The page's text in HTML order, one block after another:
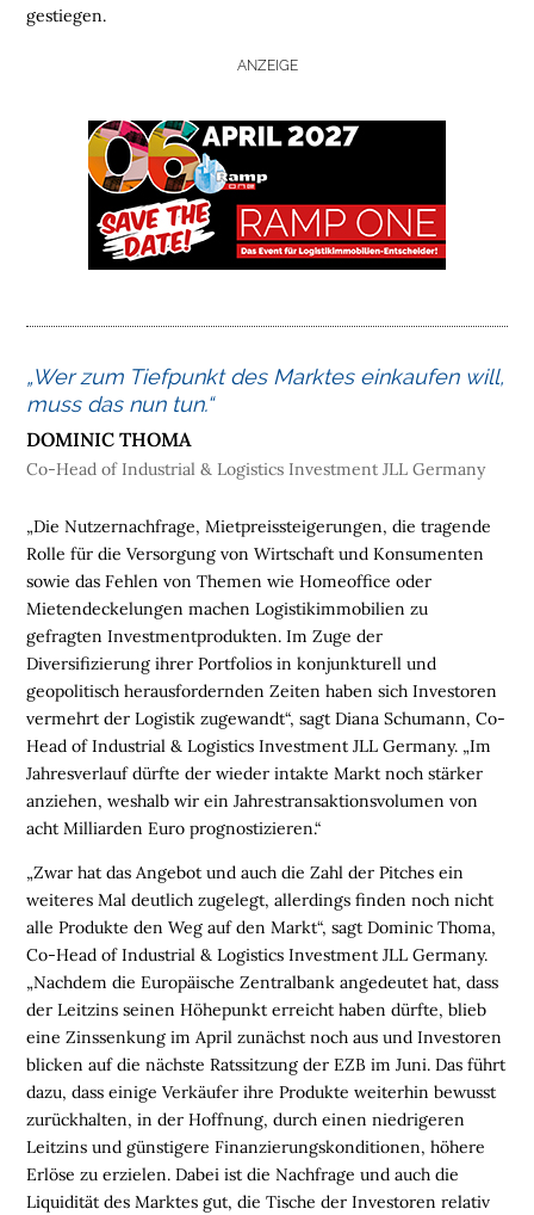
M
E
L
O
G
S
I
K
I
M
B
I
L
I
N
L
T
I
K
R
E
G
I
O
N
E
N
B
gestiegen.
„Die Nutzernachfrage, Mietpreissteigerungen, die tragende
Rolle für die Versorgung von Wirtschaft und Konsumenten
sowie das Fehlen von Themen wie Homeoffice oder
Mietendeckelungen machen Logistikimmobilien zu
gefragten Investmentprodukten. Im Zuge der
Diversifizierung ihrer Portfolios in konjunkturell und
geopolitisch herausfordernden Zeiten haben sich Investoren
vermehrt der Logistik zugewandt“, sagt Diana Schumann, Co-
Head of Industrial & Logistics Investment JLL Germany. „Im
Jahresverlauf dürfte der wieder intakte Markt noch stärker
anziehen, weshalb wir ein Jahrestransaktionsvolumen von
acht Milliarden Euro prognostizieren.“
„Zwar hat das Angebot und auch die Zahl der Pitches ein
weiteres Mal deutlich zugelegt, allerdings finden noch nicht
alle Produkte den Weg auf den Markt“, sagt Dominic Thoma,
Co-Head of Industrial & Logistics Investment JLL Germany.
„Nachdem die Europäische Zentralbank angedeutet hat, dass
der Leitzins seinen Höhepunkt erreicht haben dürfte, blieb
eine Zinssenkung im April zunächst noch aus und Investoren
blicken auf die nächste Ratssitzung der EZB im Juni. Das führt
dazu, dass einige Verkäufer ihre Produkte weiterhin bewusst
zurückhalten, in der Hoffnung, durch einen niedrigeren
Leitzins und günstigere Finanzierungskonditionen, höhere
Erlöse zu erzielen. Dabei ist die Nachfrage und auch die
Liquidität des Marktes gut, die Tische der Investoren relativ
ANZEIGE
„Wer zum Tiefpunkt des Marktes einkaufen will,
muss das nun tun.“
DOMINIC THOMA
Co-Head of Industrial & Logistics Investment JLL Germany